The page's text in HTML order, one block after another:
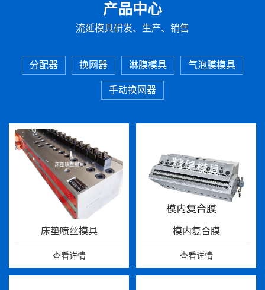
产品中心
流延模具研发、生产、销售
分配器 换网器 淋膜模具 气泡膜模具
手动换网器
床垫喷丝模具
查看详情
模内复合膜
查看详情